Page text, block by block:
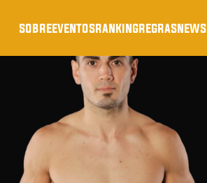
sobreeventosrankingregrasnews